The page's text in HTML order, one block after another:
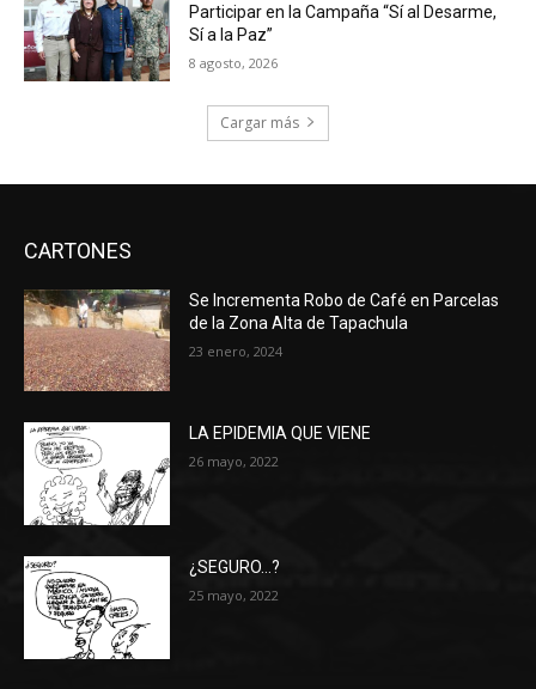
Participar en la Campaña “Sí al Desarme,
Sí a la Paz”
8 agosto, 2026
Cargar más
CARTONES
Se Incrementa Robo de Café en Parcelas
de la Zona Alta de Tapachula
23 enero, 2024
LA EPIDEMIA QUE VIENE
26 mayo, 2022
¿SEGURO…?
25 mayo, 2022